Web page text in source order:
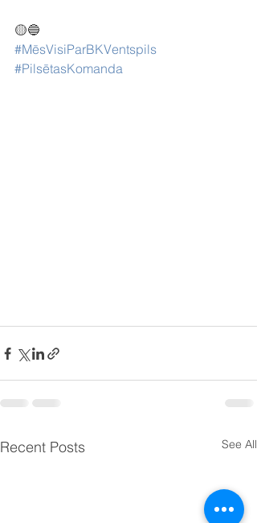
🟡🔵
#MēsVisiParBKVentspils
#PilsētasKomanda
Recent Posts See All